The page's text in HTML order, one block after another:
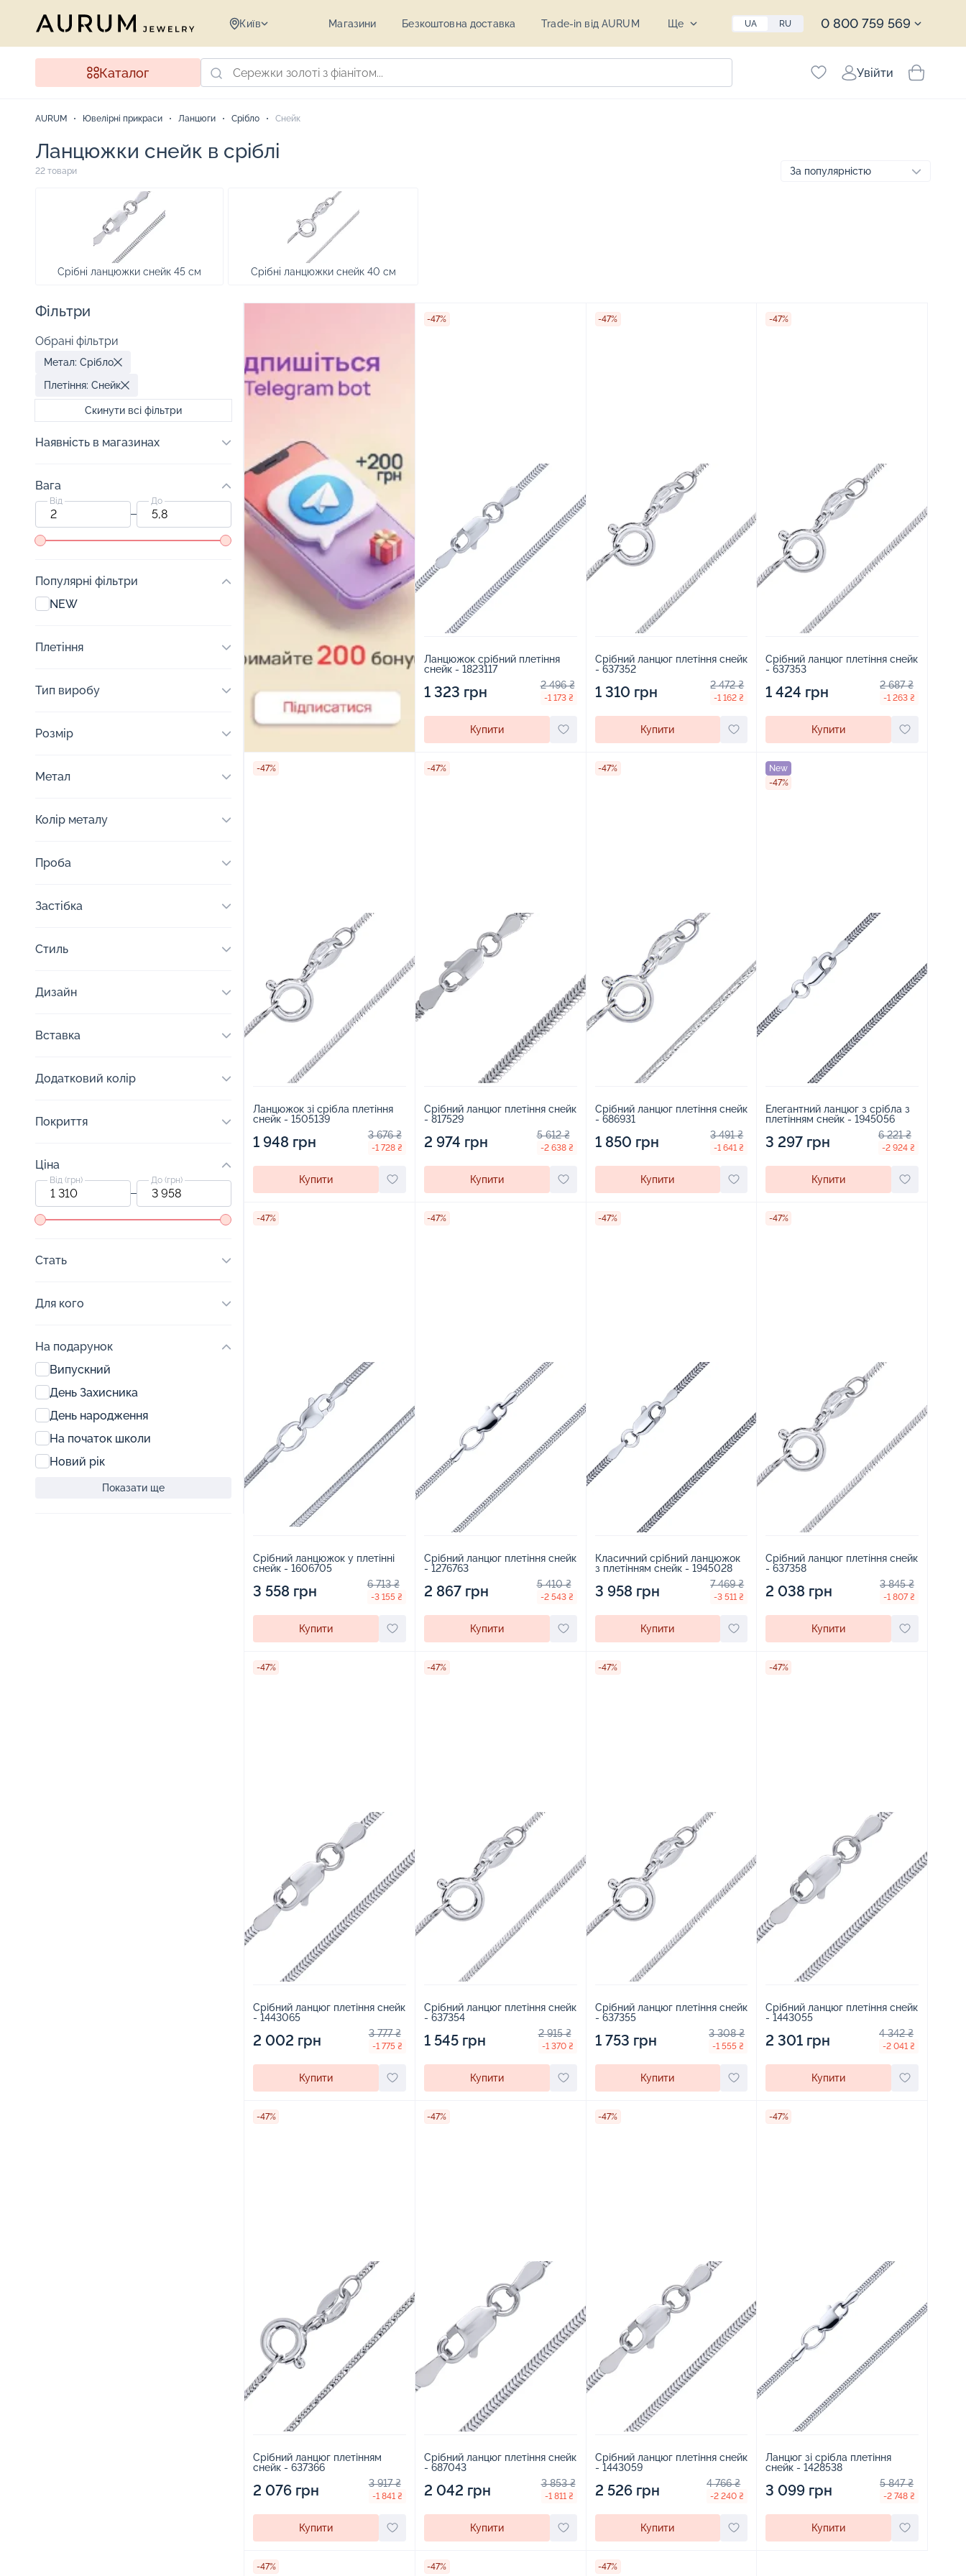
Київ Магазини Безкоштовна доставка Trade-in від AURUM Ще UA RU 0 800 759 569
Каталог Увійти
AURUM Ювелірні прикраси Ланцюги Срібло Снейк
Ланцюжки снейк в сріблі
22 товари
Срібні ланцюжки снейк 45 см Срібні ланцюжки снейк 40 см
Фільтри
Обрані фільтри
Метал: Срібло
Плетіння: Снейк
Скинути всі фільтри
Наявність в магазинах
Вага
Від До
Популярні фільтри
NEW
Плетіння
Тип виробу
Розмір
Метал
Колір металу
Проба
Застібка
Стиль
Дизайн
Вставка
Додатковий колір
Покриття
Ціна
Від (грн) До (грн)
Стать
Для кого
На подарунок
Випускний
День Захисника
День народження
На початок школи
Новий рік
Показати ще
-47%
Ланцюжок срібний плетіння
снейк - 1823117
1 323 грн 2 496 ₴
-1 173 ₴
Купити
-47%
Срібний ланцюг плетіння снейк
- 637352
1 310 грн 2 472 ₴
-1 162 ₴
Купити
-47%
Срібний ланцюг плетіння снейк
- 637353
1 424 грн 2 687 ₴
-1 263 ₴
Купити
-47%
Ланцюжок зі срібла плетіння
снейк - 1505139
1 948 грн 3 676 ₴
-1 728 ₴
Купити
-47%
Срібний ланцюг плетіння снейк
- 817529
2 974 грн 5 612 ₴
-2 638 ₴
Купити
-47%
Срібний ланцюг плетіння снейк
- 686931
1 850 грн 3 491 ₴
-1 641 ₴
Купити
New
-47%
Елегантний ланцюг з срібла з
плетінням снейк - 1945056
3 297 грн 6 221 ₴
-2 924 ₴
Купити
-47%
Срібний ланцюжок у плетінні
снейк - 1606705
3 558 грн 6 713 ₴
-3 155 ₴
Купити
-47%
Срібний ланцюг плетіння снейк
- 1276763
2 867 грн 5 410 ₴
-2 543 ₴
Купити
-47%
Класичний срібний ланцюжок
з плетінням снейк - 1945028
3 958 грн 7 469 ₴
-3 511 ₴
Купити
-47%
Срібний ланцюг плетіння снейк
- 637358
2 038 грн 3 845 ₴
-1 807 ₴
Купити
-47%
Срібний ланцюг плетіння снейк
- 1443065
2 002 грн 3 777 ₴
-1 775 ₴
Купити
-47%
Срібний ланцюг плетіння снейк
- 637354
1 545 грн 2 915 ₴
-1 370 ₴
Купити
-47%
Срібний ланцюг плетіння снейк
- 637355
1 753 грн 3 308 ₴
-1 555 ₴
Купити
-47%
Срібний ланцюг плетіння снейк
- 1443055
2 301 грн 4 342 ₴
-2 041 ₴
Купити
-47%
Срібний ланцюг плетінням
снейк - 637366
2 076 грн 3 917 ₴
-1 841 ₴
Купити
-47%
Срібний ланцюг плетіння снейк
- 687043
2 042 грн 3 853 ₴
-1 811 ₴
Купити
-47%
Срібний ланцюг плетіння снейк
- 1443059
2 526 грн 4 766 ₴
-2 240 ₴
Купити
-47%
Ланцюг зі срібла плетіння
снейк - 1428538
3 099 грн 5 847 ₴
-2 748 ₴
Купити
-47% -47% -47%